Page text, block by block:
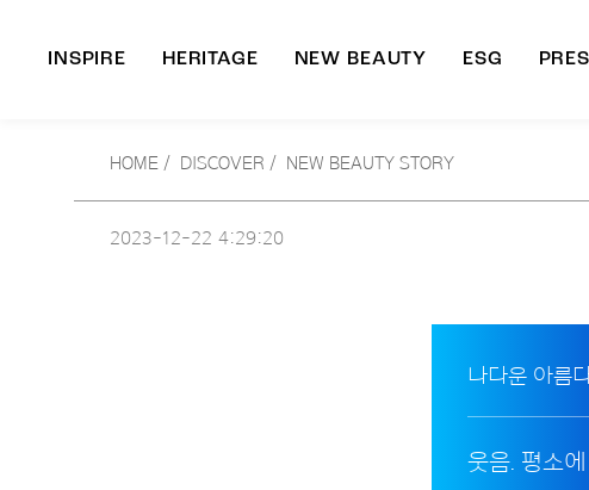
INSPIRE HERITAGE NEW BEAUTY ESG
HOME / DISCOVER / NEW BEAUTY STORY
2023-12-22 4:29:20
나다운 아름
웃음. 평소